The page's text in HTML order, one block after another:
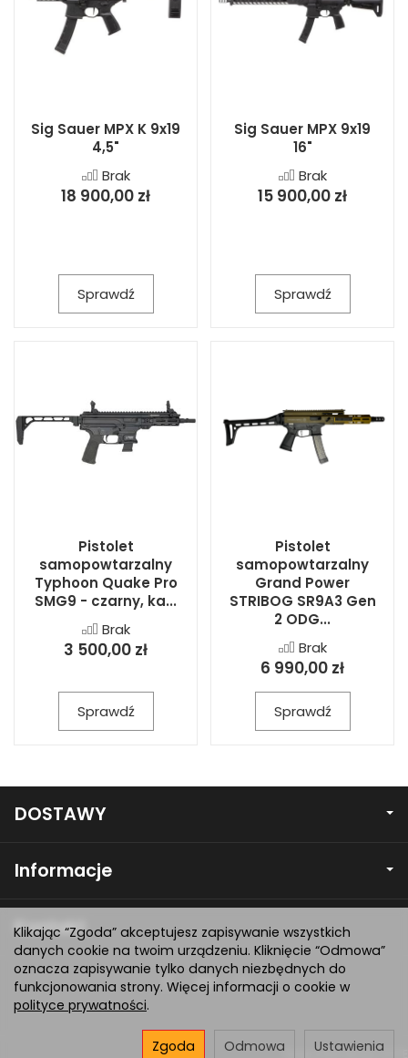
Sig Sauer MPX K 9x19
4,5"
Brak
18 900,00 zł
Sprawdź
Sig Sauer MPX 9x19
16"
Brak
15 900,00 zł
Sprawdź
Pistolet
samopowtarzalny
Typhoon Quake Pro
SMG9 - czarny, ka...
Brak
3 500,00 zł
Sprawdź
Pistolet
samopowtarzalny
Grand Power
STRIBOG SR9A3 Gen
2 ODG...
Brak
6 990,00 zł
Sprawdź
DOSTAWY
Informacje
Kontakt
Sklep internetowy SOTE
Klikając “Zgoda” akceptujesz zapisywanie wszystkich
danych cookie na twoim urządzeniu. Kliknięcie “Odmowa”
oznacza zapisywanie tylko danych niezbędnych do
funkcjonowania strony. Więcej informacji o cookie w
polityce prywatności.
Ustawienia
Odmowa
Zgoda